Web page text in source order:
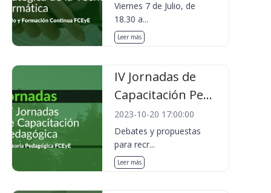
Viernes 7 de Julio, de
18.30 a...
Leer más
IV Jornadas de
Capacitación Pe...
2023-10-20 17:00:00
Debates y propuestas
para recr...
Leer más